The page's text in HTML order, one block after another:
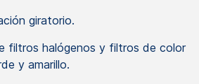
giratorio.
filtros halógenos y filtros de color
y amarillo.